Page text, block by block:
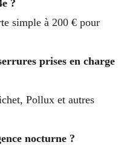
?
simple à 200 € pour
prises en charge
Pollux et autres
nocturne ?